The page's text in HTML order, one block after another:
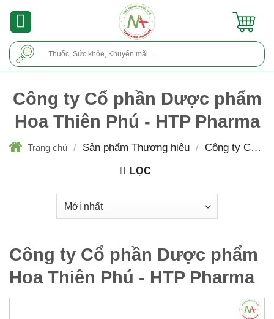
Công ty Cổ phần Dược phẩm
Hoa Thiên Phú - HTP Pharma
Trang chủ / Sản phẩm Thương hiệu / Công ty Cổ
LỌC
Công ty Cổ phần Dược phẩm
Hoa Thiên Phú - HTP Pharma